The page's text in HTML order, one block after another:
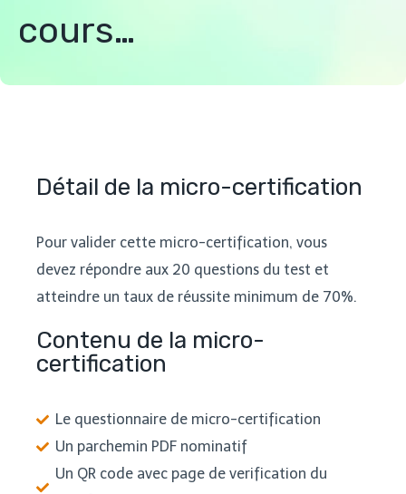
cours…
Détail de la micro-certification
Pour valider cette micro-certification, vous
devez répondre aux 20 questions du test et
atteindre un taux de réussite minimum de 70%.
Contenu de la micro-
certification
Le questionnaire de micro-certification
Un parchemin PDF nominatif
Un QR code avec page de verification du